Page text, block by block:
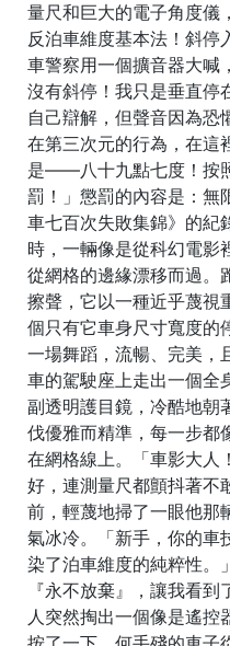
量尺和巨大的電子角度儀
反泊車維度基本法！斜停
車警察用一個擴音器大喊
沒有斜停！我只是垂直停
自己辯解，但聲音因為恐
在第三次元的行為，在這
是——八十九點七度！按
罰！」懲罰的內容是：無
車七百次失敗集錦》的紀
時，一輛像是從科幻電影
從網格的邊緣漂移而過。
擦聲，它以一種近乎蔑視
個只有它車身尺寸寬度的
一場舞蹈，流暢、完美
車的駕駛座上走出一個全
副透明護目鏡，冷酷地朝
伐優雅而精準，每一步都
在網格線上。「車影大人
好，連測量尺都顫抖著不
前，輕蔑地掃了一眼他那
氣冰冷。「新手，你的車
染了泊車維度的純粹性
『永不放棄』，讓我看
人突然掏出一個像是遙控